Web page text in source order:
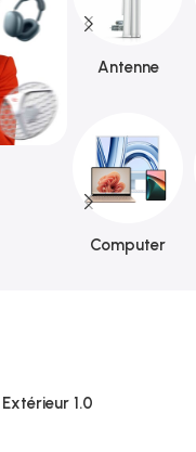
Antenne
Computer
1.0